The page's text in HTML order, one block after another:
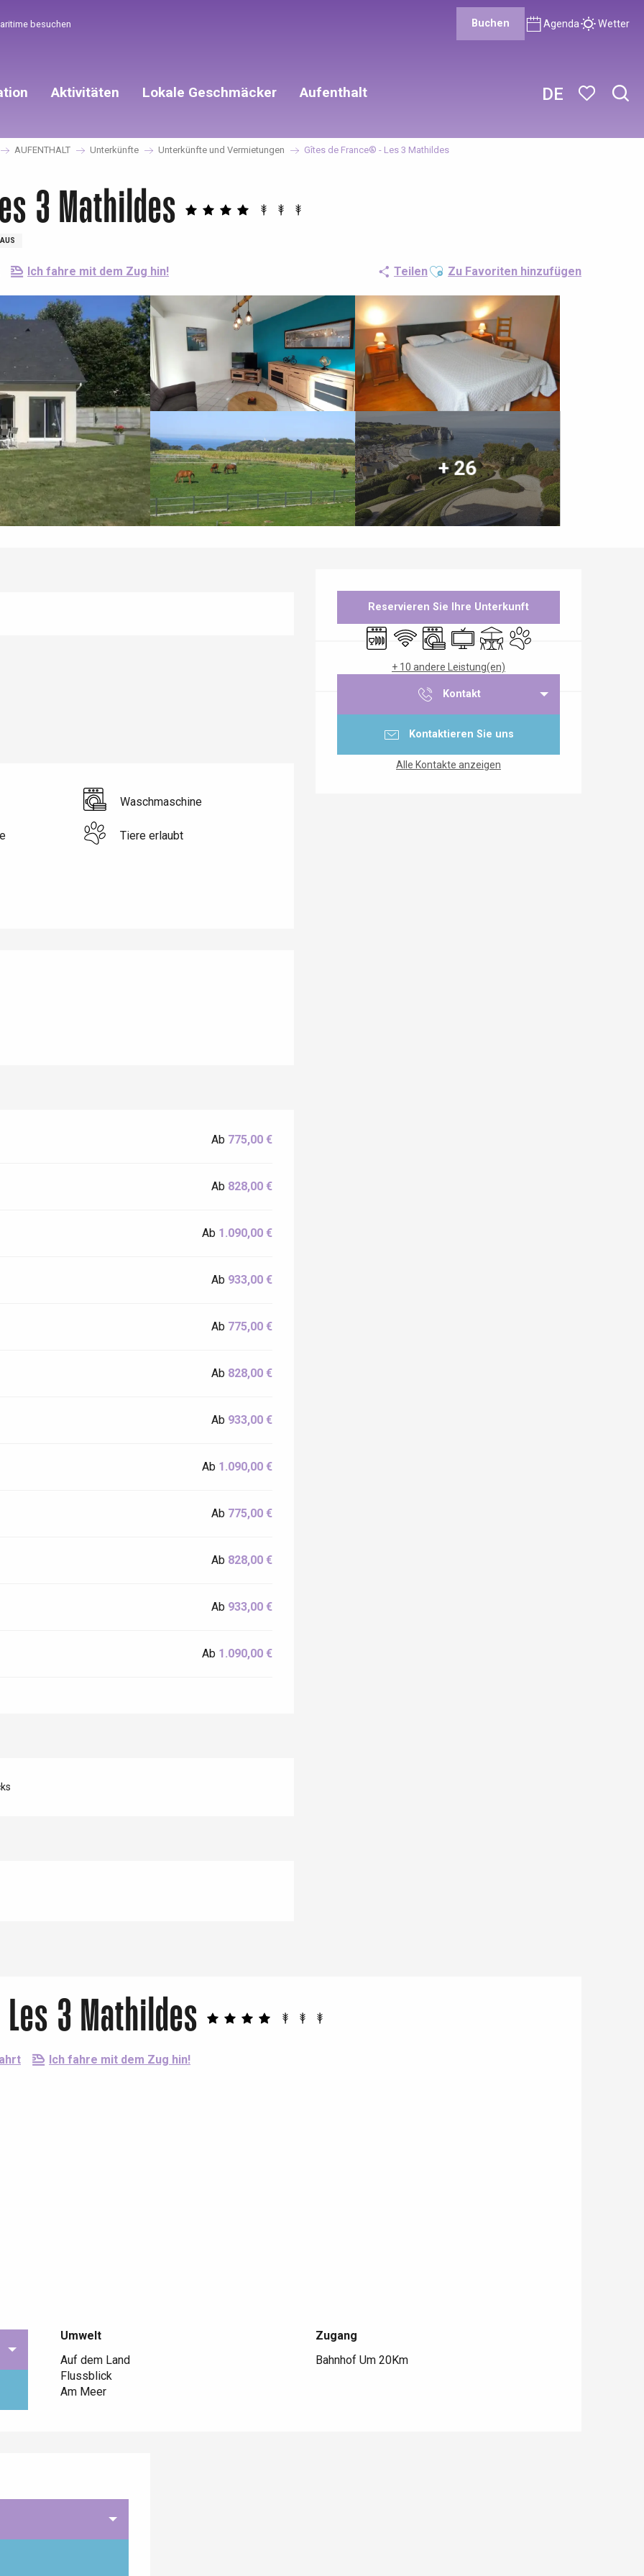
DE
besuchen Buchen Agenda Wetter
Aktivitäten Lokale Geschmäcker Aufenthalt
AUFENTHALT Unterkünfte Unterkünfte und Vermietungen Gîtes de France® - Les 3 Mathildes
3 Mathildes
Ich fahre mit dem Zug hin! TeilenAjouter aux favoris
Zu Favoriten hinzufügen
+ 26
Öffnungszeiten & Kontaktdaten
Reservieren Sie Ihre Unterkunft
Geschirrspülmaschine
Wi-Fi Waschmaschine
FernsehenTerrasseTiere erlaubt
+ 10 andere Leistung(en)
Kontakt
Kontaktieren Sie uns
Alle Kontakte anzeigen
Waschmaschine
Tiere erlaubt
Ab 775,00 €
Ab 828,00 €
Ab 1.090,00 €
Ab 933,00 €
Ab 775,00 €
Ab 828,00 €
Ab 933,00 €
Ab 1.090,00 €
Ab 775,00 €
Ab 828,00 €
Ab 933,00 €
Ab 1.090,00 €
3 Mathildes
Ich fahre mit dem Zug hin!
Umwelt
Umwelt
Auf dem Land
Flussblick
Am Meer
Zugang
Zugang
Bahnhof Um 20Km